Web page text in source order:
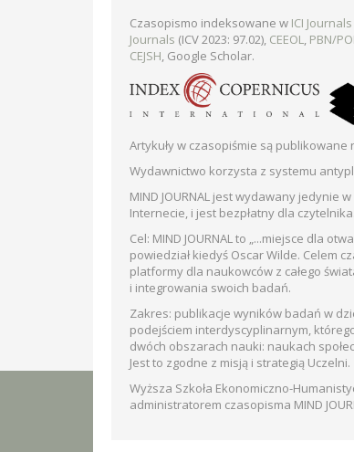
Czasopismo indeksowane w ICI
Journals (ICV 2023: 97.02), CEEOL, PBN/
CEJSH, Google Scholar.
Artykuły w czasopiśmie są publikowane
Wydawnictwo korzysta z systemu
MIND JOURNAL jest wydawany jedynie
Internecie, i jest bezpłatny dla czytelnika.
Cel: MIND JOURNAL to „...miejsce dla
powiedział kiedyś Oscar Wilde. Celem
platformy dla naukowców z całego
i integrowania swoich badań.
Zakres: publikacje wyników badań w
podejściem interdyscyplinarnym,
dwóch obszarach nauki: naukach
Jest to zgodne z misją i strategią Uczelni.
Wyższa Szkoła Ekonomiczno-
administratorem czasopisma MIND